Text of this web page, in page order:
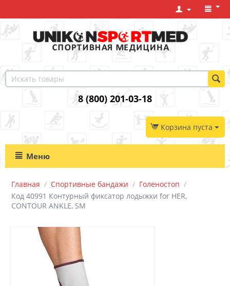
8 (800) 201-03-18
Корзина пуста
Меню
Главная / Спортивные бандажи / Голеностоп /
Код 40991 Контурный фиксатор лодыжки for HER,
CONTOUR ANKLE, SM